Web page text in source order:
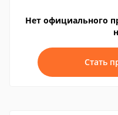
Нет официального
Стать